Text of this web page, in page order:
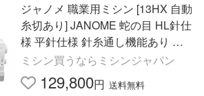
ジャノメ 職業用ミシン [13HX 自動
糸切あり] JANOME 蛇の目 HL針仕
様 平針仕様 針糸通し機能あり ス
ピード調整つまみあり
ミシン買うならミシンジャパン
129,800円 送料無料